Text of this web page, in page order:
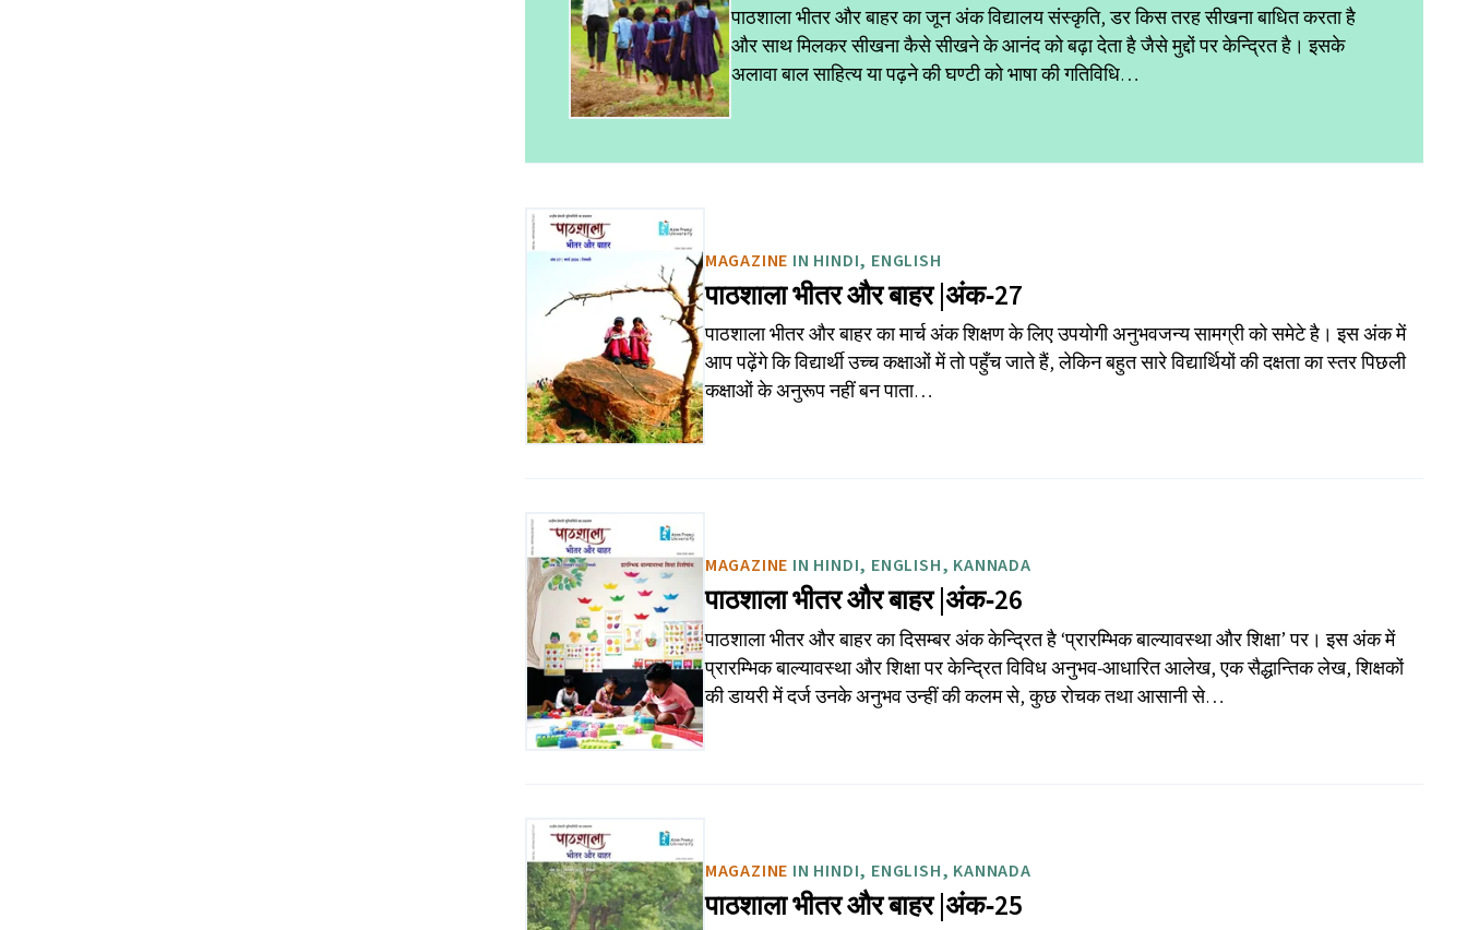
पाठशाला भीतर और बाहर का जून अंक विद्यालय संस्कृति, डर किस तरह सीखना बाधित करता है
और साथ मिलकर सीखना कैसे सीखने के आनंद को बढ़ा देता है जैसे मुद्दों पर केन्द्रित है। इसके
अलावा बाल साहित्य या पढ़ने की घण्टी को भाषा की गतिविधि…
MAGAZINE IN HINDI, ENGLISH
पाठशाला भीतर और बाहर |अंक‑27
पाठशाला भीतर और बाहर का मार्च अंक शिक्षण के लिए उपयोगी अनुभवजन्य सामग्री को समेटे है। इस अंक में
आप पढ़ेंगे कि विद्यार्थी उच्च कक्षाओं में तो पहुँच जाते हैं, लेकिन बहुत सारे विद्यार्थियों की दक्षता का स्तर पिछली
कक्षाओं के अनुरूप नहीं बन पाता…
MAGAZINE IN HINDI, ENGLISH, KANNADA
पाठशाला भीतर और बाहर |अंक‑26
पाठशाला भीतर और बाहर का दिसम्बर अंक केन्द्रित है ​‘प्रारम्भिक बाल्यावस्था और शिक्षा’ पर। इस अंक में
प्रारम्भिक बाल्यावस्था और शिक्षा पर केन्द्रित विविध अनुभव-आधारित आलेख, एक सैद्धान्तिक लेख, शिक्षकों
की डायरी में दर्ज उनके अनुभव उन्हीं की कलम से, कुछ रोचक तथा आसानी से…
MAGAZINE IN HINDI, ENGLISH, KANNADA
पाठशाला भीतर और बाहर |अंक‑25